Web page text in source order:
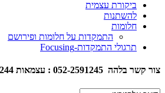
ביקורת עצמית
להשתנות
חלומות
התמקדות על חלומות ופירושם
תרגולי התמקדות-Focusing
צור קשר בלהה 052-2591245 : עצמאות 052-3944244